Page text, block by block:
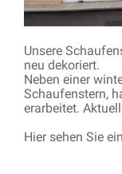
Unsere
neu dekoriert.
Neben einer
Schaufenstern,
erarbeitet.
Hier sehen Sie